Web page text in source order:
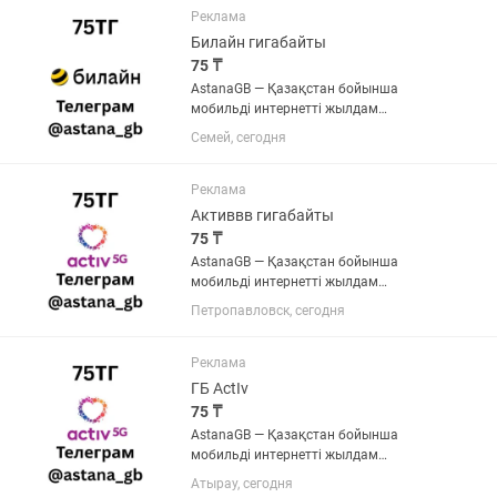
Реклама
Билайн гигабайты
75 ₸
AstanaGB — Қазақстан бойынша
мобильді интернетті жылдам
толықтыру. 1 ГБ-ты 150 теңгеге сатып
алсаңыз, тағы 1 ГБ сыйлыққа аласыз.
Семей, сегодня
Реклама
Активвв гигабайты
75 ₸
AstanaGB — Қазақстан бойынша
мобильді интернетті жылдам
толықтыру. 1 ГБ-ты 150 теңгеге сатып
алсаңыз, тағы 1 ГБ сыйлыққа аласыз.
Петропавловск, сегодня
Реклама
ГБ АctIv
75 ₸
AstanaGB — Қазақстан бойынша
мобильді интернетті жылдам
толықтыру. 1 ГБ-ты 150 теңгеге сатып
Атырау, сегодня